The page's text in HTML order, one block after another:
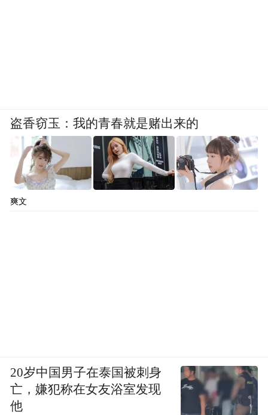
盗香窃玉：我的青春就是赌出来的
爽文
20岁中国男子在泰国被刺身
亡，嫌犯称在女友浴室发现
他